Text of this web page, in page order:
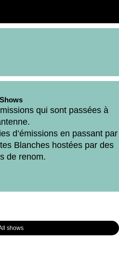
Shows
qui sont passées à
d’émissions en passant par
Blanches hostées par des
de renom.
shows